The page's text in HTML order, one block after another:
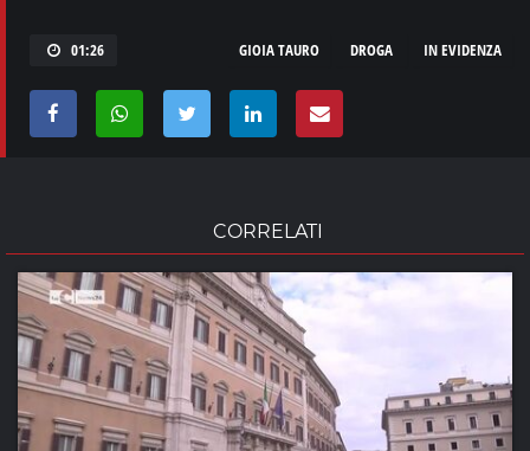
01:26 IN EVIDENZA
DROGA
GIOIA TAURO
CORRELATI